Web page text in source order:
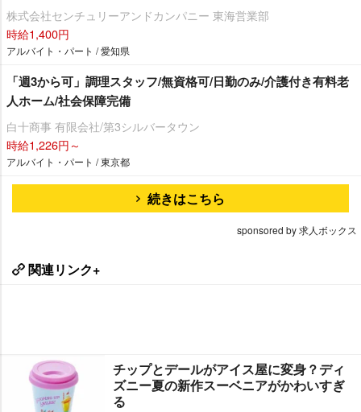
株式会社センチュリーアンドカンパニー 東海営業部
時給1,400円
アルバイト・パート / 愛知県
「週3から可」調理スタッフ/無資格可/日勤のみ/介護付き有料老
人ホーム/社会保障完備
白十商事 有限会社/第3シルバータウン
時給1,226円～
アルバイト・パート / 東京都
続きはこちら
sponsored by 求人ボックス
関連リンク+
チップとデールがアイス屋に変身？ディ
ズニー夏の新作スーベニアがかわいすぎ
る